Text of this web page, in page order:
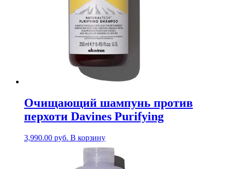
Очищающий шампунь против
перхоти Davines Purifying
3,990.00 руб. В корзину